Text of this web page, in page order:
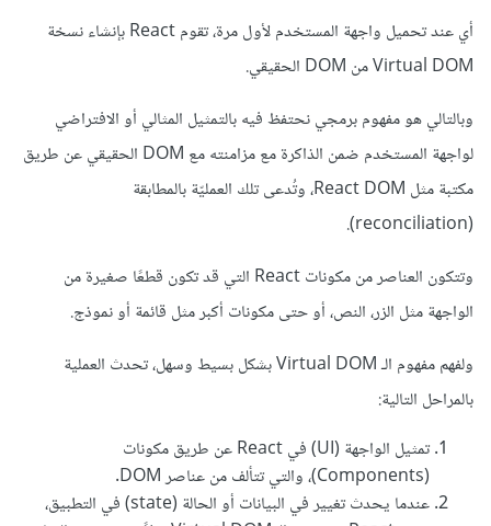
أي عند تحميل واجهة المستخدم لأول مرة، تقوم React بإنشاء نسخة
Virtual DOM من DOM الحقيقي.
وبالتالي هو مفهوم برمجي نحتفظ فيه بالتمثيل المثالي أو الافتراضي
لواجهة المستخدم ضمن الذاكرة مع مزامنته مع DOM الحقيقي عن طريق
مكتبة مثل React DOM، وتُدعى تلك العمليّة بالمطابقة
وتتكون العناصر من مكونات React التي قد تكون قطعًا صغيرة من
الواجهة مثل الزر، النص، أو حتى مكونات أكبر مثل قائمة أو نموذج.
ولفهم مفهوم الـ Virtual DOM بشكل بسيط وسهل، تحدث العملية
بالمراحل التالية:
تمثيل الواجهة (UI) في React عن طريق مكونات
عندما يحدث تغيير في البيانات أو الحالة (state) في التطبيق،